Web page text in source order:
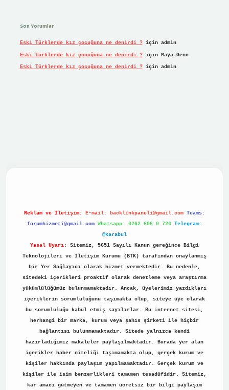
Son Yorumlar
Eski Türklerde kız çocuğuna ne denirdi ?için admin
Eski Türklerde kız çocuğuna ne denirdi ?için Maya Genc
Eski Türklerde kız çocuğuna ne denirdi ?için admin
Reklam ve İletişim: E-mail: backlinkpaneli@gmail.com Teams:
forumhizmeti@gmail.com Whatsapp: 0262 606 0 726 Telegram:
@karabul
Yasal Uyarı:
Sitemiz, 5651 Sayılı Kanun gereğince Bilgi
Teknolojileri ve İletişim Kurumu (BTK) tarafından onaylanmış
bir Yer Sağlayıcı olarak hizmet vermektedir. Bu nedenle,
sitedeki içerikleri proaktif olarak denetleme veya araştırma
yükümlülüğümüz bulunmamaktadır. Ancak, üyelerimiz yazdıkları
içeriklerin sorumluluğunu taşımakta olup, siteye üye olarak
bu sorumluluğu kabul etmiş sayılırlar. Bu internet sitesi,
herhangi bir marka, kurum veya şahıs şirketi ile hiçbir
bağlantısı bulunmamaktadır. Sitede yalnızca kendi
hazırladığımız makaleler paylaşılmaktadır. Burada yer alan
içerikler haber niteliği taşımamakta olup, gerçek kurum ve
kişiler hakkında paylaşım yapılmamaktadır. Gerçek kurum ve
kişiler ile isim benzerlikleri tamamen tesadüfidir. Sitemiz,
kar amacı gütmeyen ve tamamen ücretsiz bir bilgi paylaşım